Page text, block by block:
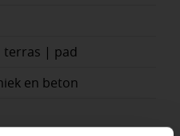
| pad
en beton